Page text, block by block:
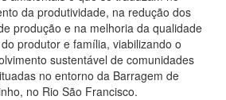
da produtividade, na redução dos
produção e na melhoria da qualidade
produtor e família, viabilizando o
sustentável de comunidades
no entorno da Barragem de
no Rio São Francisco.